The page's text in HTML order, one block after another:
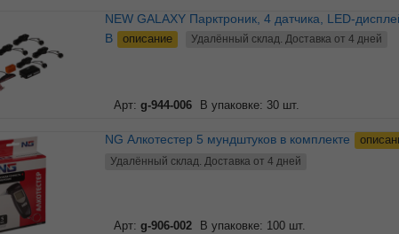
NEW GALAXY Парктроник, 4 датчика, LED-дисплей, 12
В
описание Удалённый склад. Доставка от 4 дней
Арт: g-944-006 В упаковке: 30 шт.
NG Алкотестер 5 мундштуков в комплекте
Удалённый склад. Доставка от 4 дней
Арт: g-906-002 В упаковке: 100 шт.